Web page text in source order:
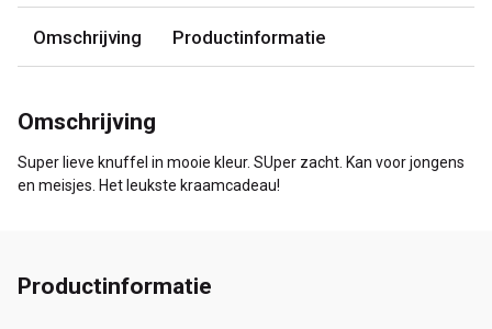
Omschrijving Productinformatie
Omschrijving
Super lieve knuffel in mooie kleur. SUper zacht. Kan voor jongens
en meisjes. Het leukste kraamcadeau!
Productinformatie